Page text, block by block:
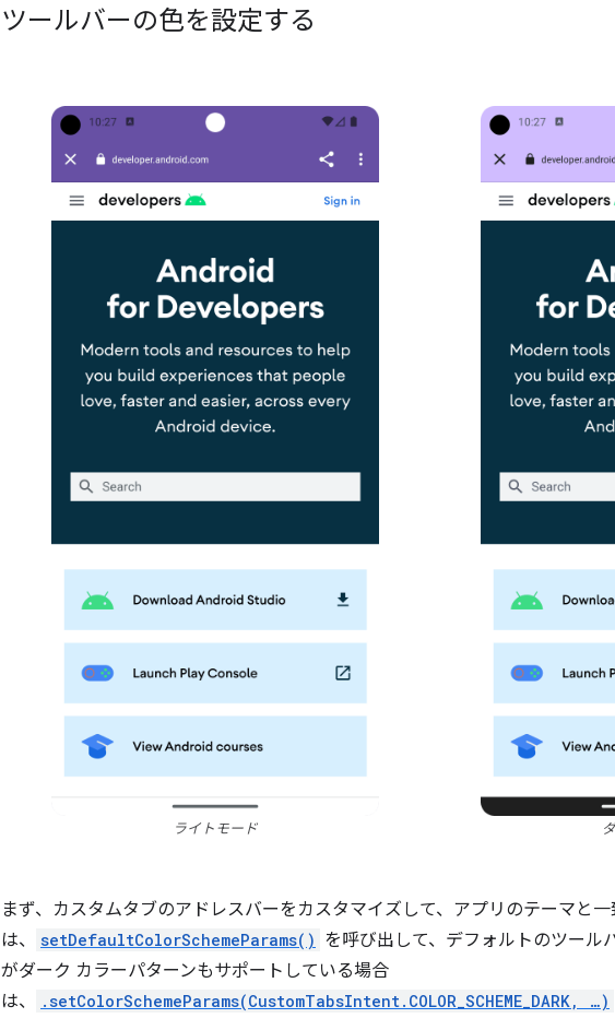
ツールバーの色を設定する
ライトモード
まず、カスタムタブのアドレスバーをカスタマイズして、アプリのテーマと
は、
setDefaultColorSchemeParams() を呼び出して、デフォルトのツール
がダーク カラーパターンもサポートしている場合
は、
.setColorSchemeParams(CustomTabsIntent.COLOR_SCHEME_DARK, …)